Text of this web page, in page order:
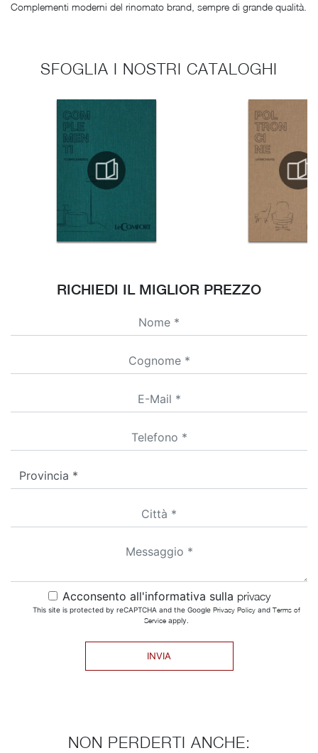
Complementi moderni del rinomato brand, sempre di grande qualità.
SFOGLIA I NOSTRI CATALOGHI
RICHIEDI IL MIGLIOR PREZZO
Acconsento all'informativa sulla privacy
This site is protected by reCAPTCHA and the Google Privacy Policyand Terms of
Serviceapply.
INVIA
NON PERDERTI ANCHE: